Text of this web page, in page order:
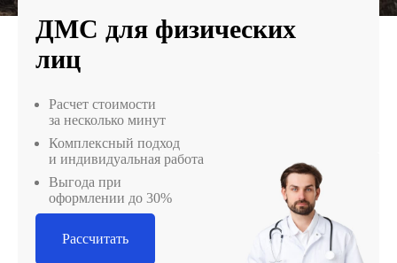
ДМС для физических
лиц
Расчет стоимости
за несколько минут
Комплексный подход
и индивидуальная работа
Выгода при
оформлении до 30%
Рассчитать